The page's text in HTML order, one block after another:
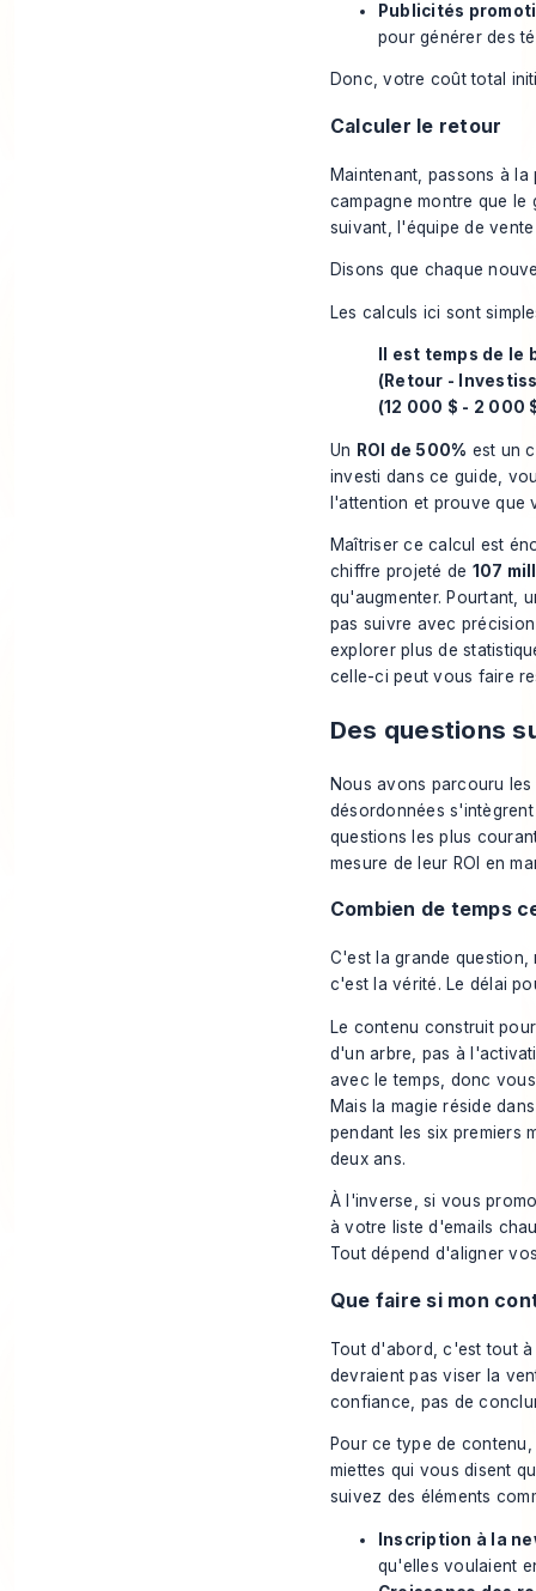
Publicités
pour générer des
Donc, votre coût total
Calculer le retour
Maintenant, passons à
campagne montre que le
suivant, l'équipe de
Disons que chaque
Les calculs ici sont
Il est temps de le
(Retour -
(12 000 $ - 2 000
Un ROI de 500% est un
investi dans ce guide,
l'attention et prouve que
Maîtriser ce calcul est
chiffre projeté de 107
qu'augmenter. Pourtant,
pas suivre avec
explorer plus de
celle-ci peut vous faire
Des questions
Nous avons parcouru
désordonnées
questions les plus
mesure de leur ROI en
Combien de temps
C'est la grande
c'est la vérité. Le délai
Le contenu construit
d'un arbre, pas à
avec le temps, donc
Mais la magie réside
pendant les six premiers
deux ans.
À l'inverse, si vous
à votre liste d'emails
Tout dépend d'aligner
Que faire si mon
Tout d'abord, c'est tout
devraient pas viser la
confiance, pas de
Pour ce type de
miettes qui vous disent
suivez des éléments
Inscription à la
qu'elles voulaient